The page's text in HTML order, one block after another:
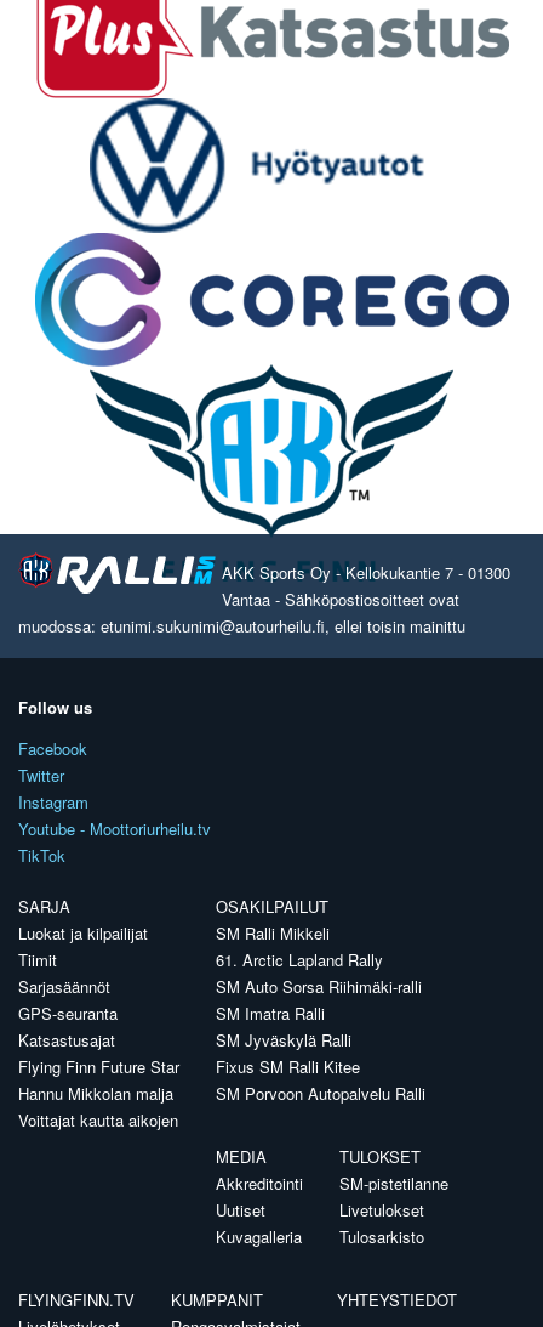
AKK Sports Oy - Kellokukantie 7 - 01300
Vantaa - Sähköpostiosoitteet ovat
muodossa: etunimi.sukunimi@autourheilu.fi, ellei toisin mainittu
Follow us
Facebook
Twitter
Instagram
Youtube - Moottoriurheilu.tv
TikTok
SARJA
Luokat ja kilpailijat
Tiimit
Sarjasäännöt
GPS-seuranta
Katsastusajat
Flying Finn Future Star
Hannu Mikkolan malja
Voittajat kautta aikojen
OSAKILPAILUT
SM Ralli Mikkeli
61. Arctic Lapland Rally
SM Auto Sorsa Riihimäki-ralli
SM Imatra Ralli
SM Jyväskylä Ralli
Fixus SM Ralli Kitee
SM Porvoon Autopalvelu Ralli
MEDIA
Akkreditointi
Uutiset
Kuvagalleria
TULOKSET
SM-pistetilanne
Livetulokset
Tulosarkisto
FLYINGFINN.TV
KUMPPANIT
YHTEYSTIEDOT